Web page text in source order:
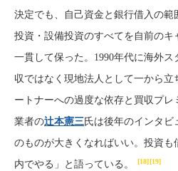
決定でも、自己資金と銀行借入の範
投資・設備投資のすべてを自前のキ
一貫して保った。1990年代に海外
収ではなく現地法人として一から
ートナーへの過度な依存と買収プレ
業者の辻本憲三氏は後年のインタビ
のものが大きくなればいい。投資も
内でやる」と語っている。
[18][19]